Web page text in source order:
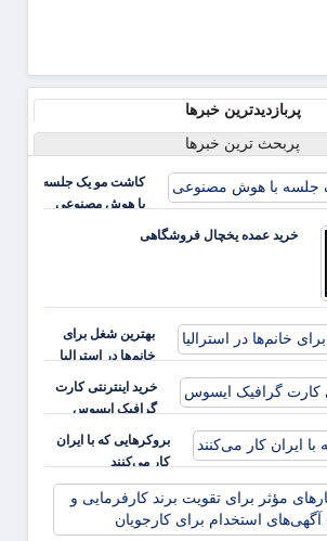
پربازدیدترین خبرها
پربحث ترین خبرها
کاشت مو یک جلسه
با هوش مصنوعی
خرید عمده یخچال فروشگاهی
بهترین شغل برای
خانم‌ها در استرالیا
خرید اینترنتی کارت
گرافیک ایسوس
بروکرهایی‌ که با ایران
کار می‌کنند